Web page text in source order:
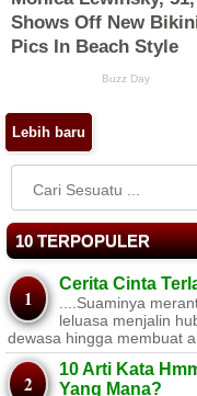
Lebih baru
10 TERPOPULER
Cerita Cinta
....Suaminya
leluasa menjalin
dewasa hingga membuat
10 Arti Kata
Yang Mana?